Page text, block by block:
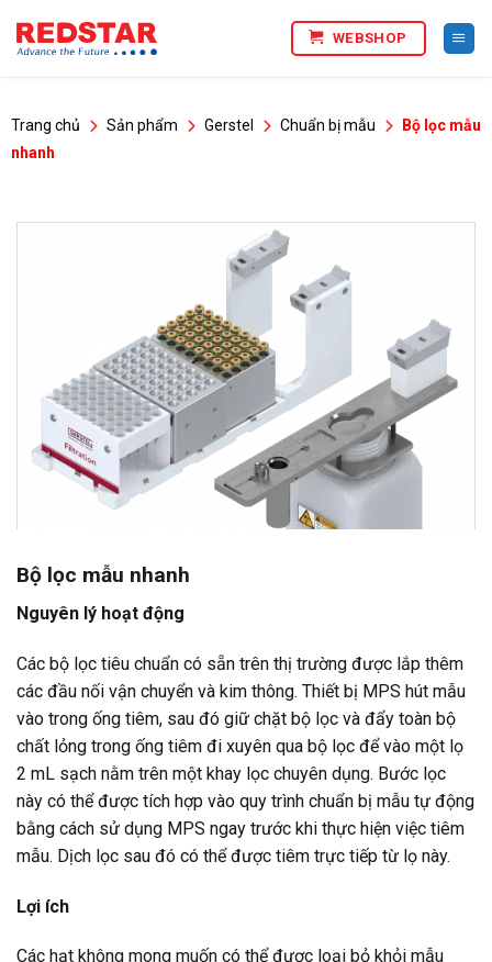
qua
WEBSHOP
Trang chủ Sản phẩm Gerstel Chuẩn bị mẫu
Bộ lọc mẫu
nhanh
Bộ lọc mẫu nhanh
Nguyên lý hoạt động
Các bộ lọc tiêu chuẩn có sẵn trên thị trường được lắp thêm
các đầu nối vận chuyển và kim thông. Thiết bị MPS hút mẫu
vào trong ống tiêm, sau đó giữ chặt bộ lọc và đẩy toàn bộ
chất lỏng trong ống tiêm đi xuyên qua bộ lọc để vào một lọ
2 mL sạch nằm trên một khay lọc chuyên dụng. Bước lọc
này có thể được tích hợp vào quy trình chuẩn bị mẫu tự động
bằng cách sử dụng MPS ngay trước khi thực hiện việc tiêm
mẫu. Dịch lọc sau đó có thể được tiêm trực tiếp từ lọ này.
Lợi ích
Các hạt không mong muốn có thể được loại bỏ khỏi mẫu